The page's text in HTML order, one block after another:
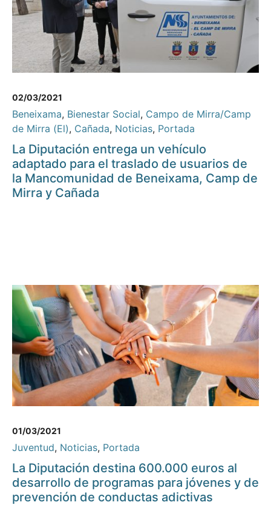
02/03/2021
Beneixama, Bienestar Social, Campo de Mirra/Camp
de Mirra (El), Cañada, Noticias, Portada
La Diputación entrega un vehículo
adaptado para el traslado de usuarios de
la Mancomunidad de Beneixama, Camp de
Mirra y Cañada
01/03/2021
Juventud, Noticias, Portada
La Diputación destina 600.000 euros al
desarrollo de programas para jóvenes y de
prevención de conductas adictivas